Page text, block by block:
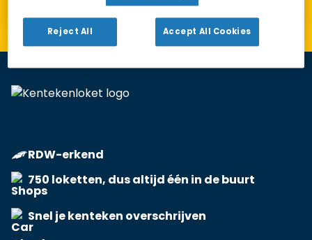
Toon alleen geopende loketten
RDW-erkend
750 loketten, dus altijd één in de buurt
Snel je kenteken overschrijven
Reject All Accept All Cookies